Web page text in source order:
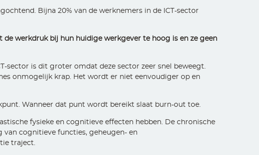
Bijna 20% van de werknemers in de ICT-sector
werkdruk bij hun huidige werkgever te hoog is en ze geen
sector is dit groter omdat deze sector zeer snel beweegt.
onmogelijk krap. Het wordt er niet eenvoudiger op en
Wanneer dat punt wordt bereikt slaat burn-out toe.
fysieke en cognitieve effecten hebben. De chronische
cognitieve functies, geheugen- en
traject.